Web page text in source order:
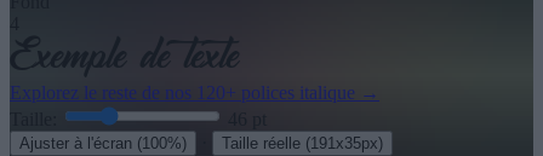
Explorez le reste de nos 120+ polices italique →
Ajuster à l'écran (100%) Taille réelle (191x35px)